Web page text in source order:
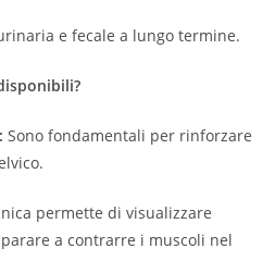
e fecale a lungo termine.
Sono fondamentali per rinforzare
permette di visualizzare
a contrarre i muscoli nel